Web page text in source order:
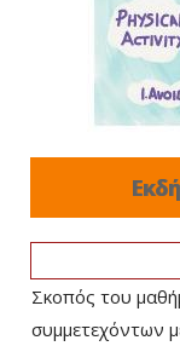
Σκοπός του
συμμετεχόντων